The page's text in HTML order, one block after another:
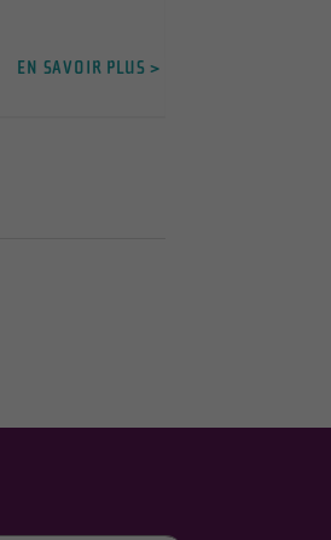
EN SAVOIR PLUS >